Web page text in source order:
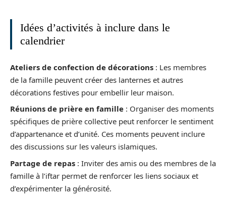
Idées d’activités à inclure dans le
calendrier
Ateliers de confection de décorations : Les membres
de la famille peuvent créer des lanternes et autres
décorations festives pour embellir leur maison.
Réunions de prière en famille : Organiser des moments
spécifiques de prière collective peut renforcer le sentiment
d’appartenance et d’unité. Ces moments peuvent inclure
des discussions sur les valeurs islamiques.
Partage de repas : Inviter des amis ou des membres de la
famille à l’iftar permet de renforcer les liens sociaux et
d’expérimenter la générosité.